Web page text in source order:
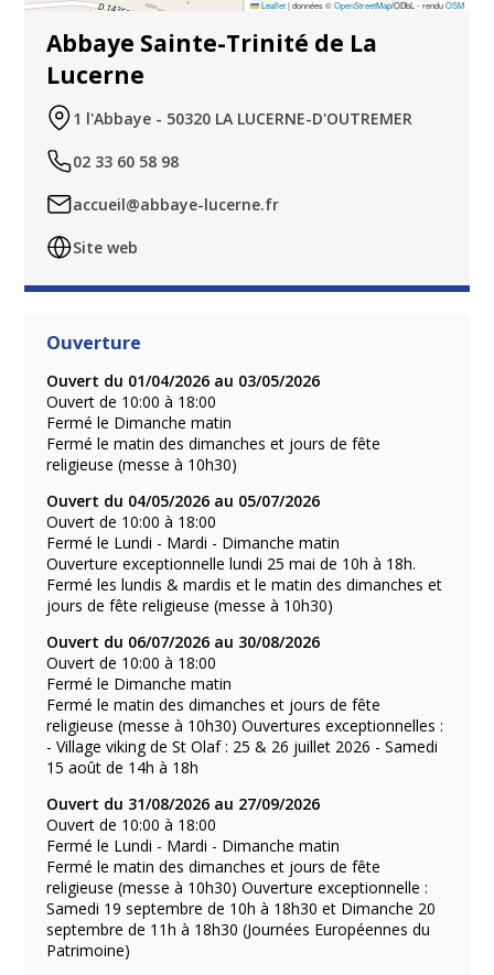
Leaflet |données ©OpenStreetMap/ODbL - renduOSM
Abbaye Sainte-Trinité de La
Lucerne
1 l'Abbaye - 50320 LA LUCERNE-D'OUTREMER
02 33 60 58 98
accueil@abbaye-lucerne.fr
Site web
Ouverture
Ouvert du 01/04/2026 au 03/05/2026
Ouvert de 10:00 à 18:00
Fermé le Dimanche matin
Fermé le matin des dimanches et jours de fête
religieuse (messe à 10h30)
Ouvert du 04/05/2026 au 05/07/2026
Ouvert de 10:00 à 18:00
Fermé le Lundi - Mardi - Dimanche matin
Ouverture exceptionnelle lundi 25 mai de 10h à 18h.
Fermé les lundis & mardis et le matin des dimanches et
jours de fête religieuse (messe à 10h30)
Ouvert du 06/07/2026 au 30/08/2026
Ouvert de 10:00 à 18:00
Fermé le Dimanche matin
Fermé le matin des dimanches et jours de fête
religieuse (messe à 10h30) Ouvertures exceptionnelles :
- Village viking de St Olaf : 25 & 26 juillet 2026 - Samedi
15 août de 14h à 18h
Ouvert du 31/08/2026 au 27/09/2026
Ouvert de 10:00 à 18:00
Fermé le Lundi - Mardi - Dimanche matin
Fermé le matin des dimanches et jours de fête
religieuse (messe à 10h30) Ouverture exceptionnelle :
Samedi 19 septembre de 10h à 18h30 et Dimanche 20
septembre de 11h à 18h30 (Journées Européennes du
Patrimoine)